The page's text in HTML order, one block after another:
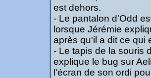
est dehors.
- Le pantalon d'Odd
lorsque Jérémie
après qu'il a dit ce qui
- Le tapis de la souris
explique le bug sur
l'écran de son ordi